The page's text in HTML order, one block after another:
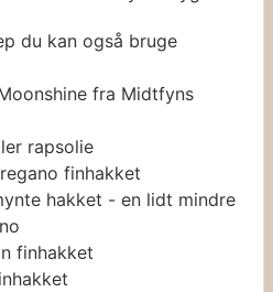
du kan også bruge
fra Midtfyns
rapsolie
finhakket
hakket - en lidt mindre
finhakket